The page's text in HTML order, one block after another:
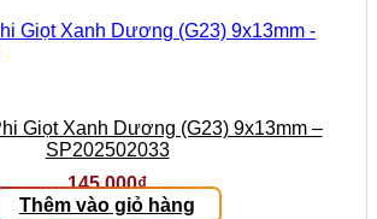
Giọt Xanh Dương (G23) 9x13mm –
SP202502033
145.000₫
Thêm vào giỏ hàng